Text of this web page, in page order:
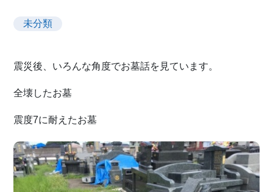
未分類
震災後、いろんな角度でお墓話を見ています。
全壊したお墓
震度7に耐えたお墓